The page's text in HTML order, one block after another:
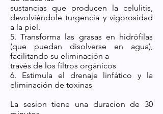
sustancias que producen la celulitis,
devolviéndole turgencia y vigorosidad
a la piel.
5. Transforma las grasas en hidrófilas
(que puedan disolverse en agua),
facilitando su eliminación a
través de los filtros orgánicos
6. Estimula el drenaje linfático y la
eliminación de toxinas
La sesion tiene una duracion de 30